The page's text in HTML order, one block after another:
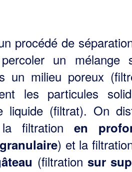
procédé de
un mélange
un milieu poreux
les particules
liquide (filtrat). On
la filtration en
) et la
(filtration sur